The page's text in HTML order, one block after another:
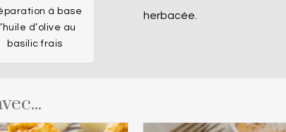
à base
d’olive au
basilic frais
herbacée.